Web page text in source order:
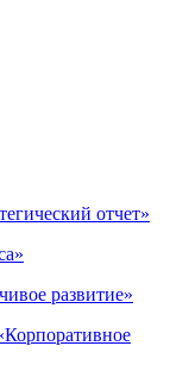
отчет»
развитие»